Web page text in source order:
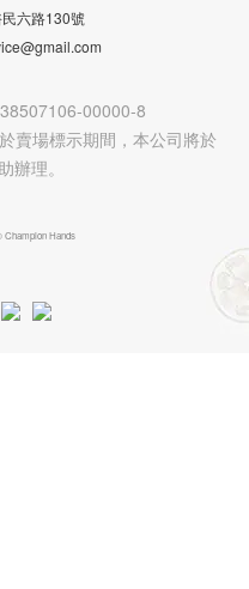
六路130號
00000-8
賣場標示期間，本公司將於
辦理。
Hands